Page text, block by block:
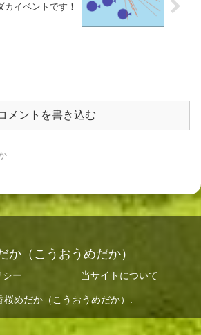
カイベントです！
メントを書き込む
か（こうおうめだか）
シー 当サイトについて
めだか（こうおうめだか）.